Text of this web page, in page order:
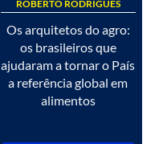
ROBERTO RODRIGUES
Os arquitetos do agro:
os brasileiros que
ajudaram a tornar o País
a referência global em
alimentos